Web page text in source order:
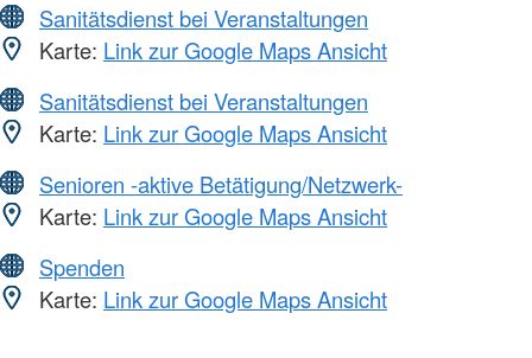
Sanitätsdienst bei Veranstaltungen
Karte: Link zur Google Maps Ansicht
Sanitätsdienst bei Veranstaltungen
Karte: Link zur Google Maps Ansicht
Senioren -aktive Betätigung/Netzwerk-
Karte: Link zur Google Maps Ansicht
Spenden
Karte: Link zur Google Maps Ansicht